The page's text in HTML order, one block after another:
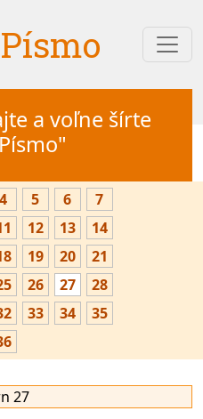
Písmo
a voľne šírte
4 5 6
7
12 13
14
19 20
21
26 27
28
33 34
35
27